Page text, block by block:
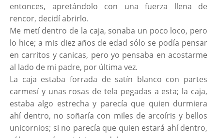
entonces, apretándolo con una fuerza llena de
rencor, decidí abrirlo.
Me metí dentro de la caja, sonaba un poco loco, pero
lo hice; a mis diez años de edad sólo se podía pensar
en carritos y canicas, pero yo pensaba en acostarme
al lado de mi padre, por última vez.
La caja estaba forrada de satín blanco con partes
carmesí y unas rosas de tela pegadas a esta; la caja,
estaba algo estrecha y parecía que quien durmiera
ahí dentro, no soñaría con miles de arcoíris y bellos
unicornios; si no parecía que quien estará ahí dentro,